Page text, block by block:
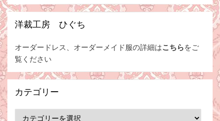
洋裁工房 ひぐち
オーダードレス、オーダーメイド服の詳細はこちらをご
覧ください
カテゴリー